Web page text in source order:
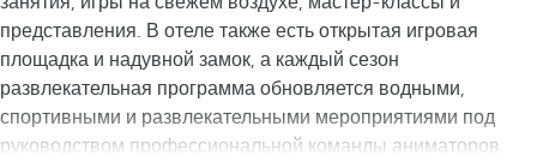
представления. В отеле также есть открытая игровая
площадка и надувной замок, а каждый сезон
развлекательная программа обновляется водными,
спортивными и развлекательными мероприятиями под
руководством профессиональной команды аниматоров.